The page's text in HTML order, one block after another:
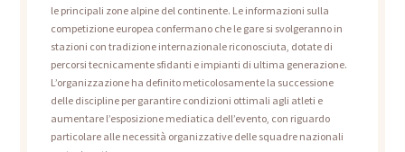
le principali zone alpine del continente. Le informazioni sulla
competizione europea confermano che le gare si svolgeranno in
stazioni con tradizione internazionale riconosciuta, dotate di
percorsi tecnicamente sfidanti e impianti di ultima generazione.
L’organizzazione ha definito meticolosamente la successione
delle discipline per garantire condizioni ottimali agli atleti e
aumentare l’esposizione mediatica dell’evento, con riguardo
particolare alle necessità organizzative delle squadre nazionali